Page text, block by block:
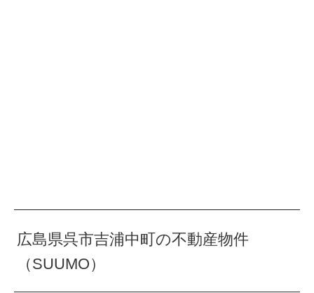
広島県呉市吉浦中町の不動産物件
（SUUMO）